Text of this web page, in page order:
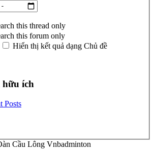
this thread only
this forum only
Hiển thị kết quả dạng Chủ đề
ích
Posts
Cầu Lông Vnbadminton